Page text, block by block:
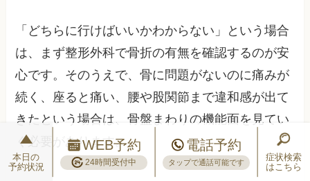
「どちらに行けばいいかわからない」という場合
は、まず整形外科で骨折の有無を確認するのが安
心です。そのうえで、骨に問題がないのに痛みが
続く、座ると痛い、腰や股関節まで違和感が出て
きたという場合は、骨盤まわりの機能面を見てい
く必要があります。
本日の
予約状況
WEB予約
24時間受付中
電話予約
タップで通話可能です
症状検索
はこちら